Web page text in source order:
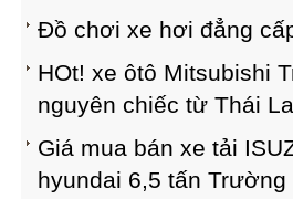
Đồ chơi xe hơi đẳng
HOt! xe ôtô Mitsubishi
nguyên chiếc từ Thái
Giá mua bán xe tải
hyundai 6,5 tấn Trường